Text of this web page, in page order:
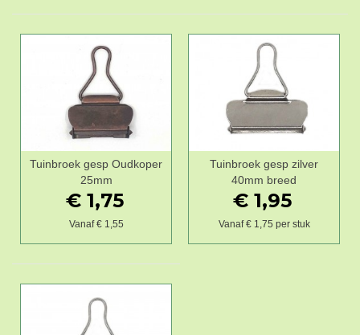
Tuinbroek gesp Oudkoper
25mm
€ 1,75
Vanaf € 1,55
Tuinbroek gesp zilver
40mm breed
€ 1,95
Vanaf € 1,75 per stuk